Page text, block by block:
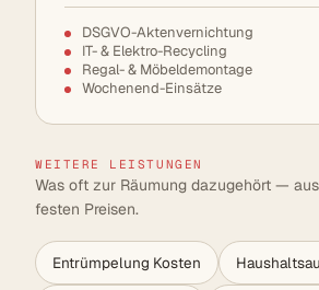
DSGVO-Aktenvernichtung
IT- & Elektro-Recycling
Regal- & Möbeldemontage
Wochenend-Einsätze
WEITERE LEISTUNGEN
Was oft zur Räumung dazugehört —
festen Preisen.
Entrümpelung Kosten